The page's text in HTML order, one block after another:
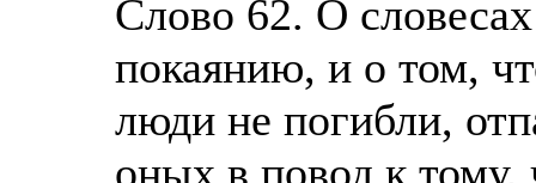
Слово 62. О
покаянию, и о том,
люди не погибли,
оных в повод к